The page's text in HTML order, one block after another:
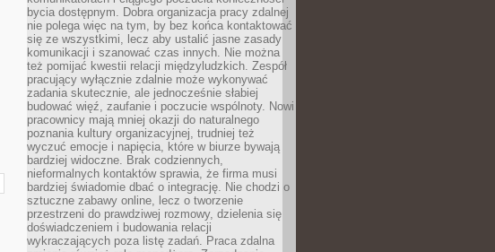
bycia dostępnym. Dobra organizacja pracy zdalnej
nie polega więc na tym, by bez końca kontaktować
się ze wszystkimi, lecz aby ustalić jasne zasady
komunikacji i szanować czas innych. Nie można
też pomijać kwestii relacji międzyludzkich. Zespół
pracujący wyłącznie zdalnie może wykonywać
zadania skutecznie, ale jednocześnie słabiej
budować więź, zaufanie i poczucie wspólnoty. Nowi
pracownicy mają mniej okazji do naturalnego
poznania kultury organizacyjnej, trudniej też
wyczuć emocje i napięcia, które w biurze bywają
bardziej widoczne. Brak codziennych,
nieformalnych kontaktów sprawia, że firma musi
bardziej świadomie dbać o integrację. Nie chodzi o
sztuczne zabawy online, lecz o tworzenie
przestrzeni do prawdziwej rozmowy, dzielenia się
doświadczeniem i budowania relacji
wykraczających poza listę zadań. Praca zdalna